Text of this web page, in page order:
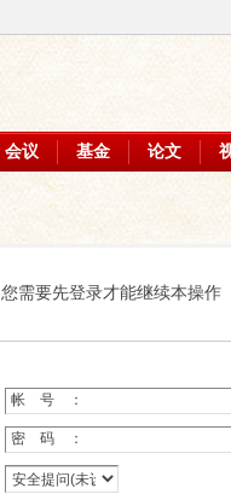
会议 基金 论文
您需要先登录才能继续本操作
帐 号 ：
密 码 ：